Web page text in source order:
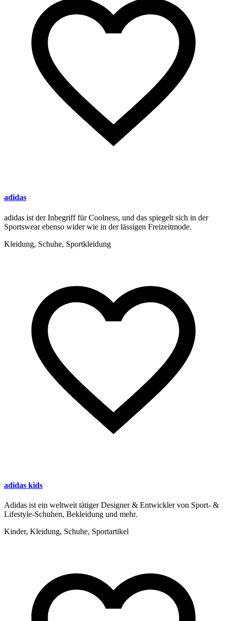
adidas
adidas ist der Inbegriff für Coolness, und das spiegelt sich in der
Sportswear ebenso wider wie in der lässigen Freizeitmode.
Kleidung, Schuhe, Sportkleidung
adidas kids
Adidas ist ein weltweit tätiger Designer & Entwickler von Sport- &
Lifestyle-Schuhen, Bekleidung und mehr.
Kinder, Kleidung, Schuhe, Sportartikel